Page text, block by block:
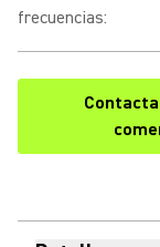
frecuencias: